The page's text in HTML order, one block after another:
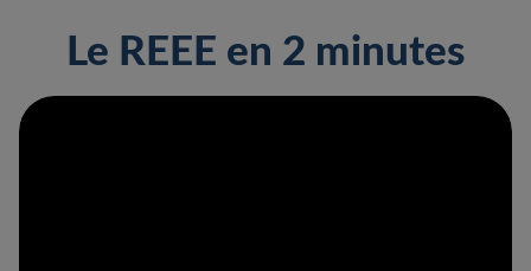
Le REEE en 2 minutes